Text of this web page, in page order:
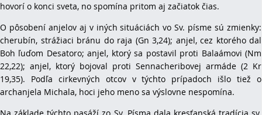
hovorí o konci sveta, no spomína pritom aj začiatok čias.
O pôsobení anjelov aj v iných situáciách vo Sv. písme sú zmienky:
cherubín, strážiaci bránu do raja (Gn 3,24); anjel, cez ktorého dal
Boh ľuďom Desatoro; anjel, ktorý sa postavil proti Balaámovi (Nm
22,22); anjel, ktorý bojoval proti Sennacheribovej armáde (2 Kr
19,35). Podľa cirkevných otcov v týchto prípadoch išlo tiež o
archanjela Michala, hoci jeho meno sa výslovne nespomína.